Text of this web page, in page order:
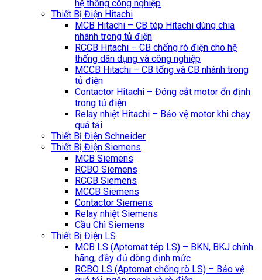
hệ thống công nghiệp
Thiết Bị Điện Hitachi
MCB Hitachi – CB tép Hitachi dùng chia
nhánh trong tủ điện
RCCB Hitachi – CB chống rò điện cho hệ
thống dân dụng và công nghiệp
MCCB Hitachi – CB tổng và CB nhánh trong
tủ điện
Contactor Hitachi – Đóng cắt motor ổn định
trong tủ điện
Relay nhiệt Hitachi – Bảo vệ motor khi chạy
quá tải
Thiết Bị Điện Schneider
Thiết Bị Điện Siemens
MCB Siemens
RCBO Siemens
RCCB Siemens
MCCB Siemens
Contactor Siemens
Relay nhiệt Siemens
Cầu Chì Siemens
Thiết Bị Điện LS
MCB LS (Aptomat tép LS) – BKN, BKJ chính
hãng, đầy đủ dòng định mức
RCBO LS (Aptomat chống rò LS) – Bảo vệ